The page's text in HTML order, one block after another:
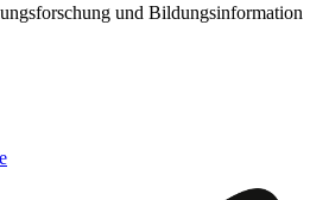
und Bildungsinformation